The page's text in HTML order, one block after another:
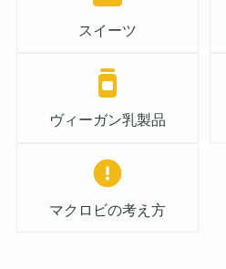
スイーツ
ヴィーガン乳製品
マクロビの考え方